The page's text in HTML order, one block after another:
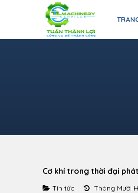
Cơ khí trong thời đại
Tin tức
Tháng Mười